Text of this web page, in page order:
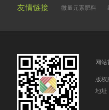
友情链接 微量元素肥料
网站
版权
地址